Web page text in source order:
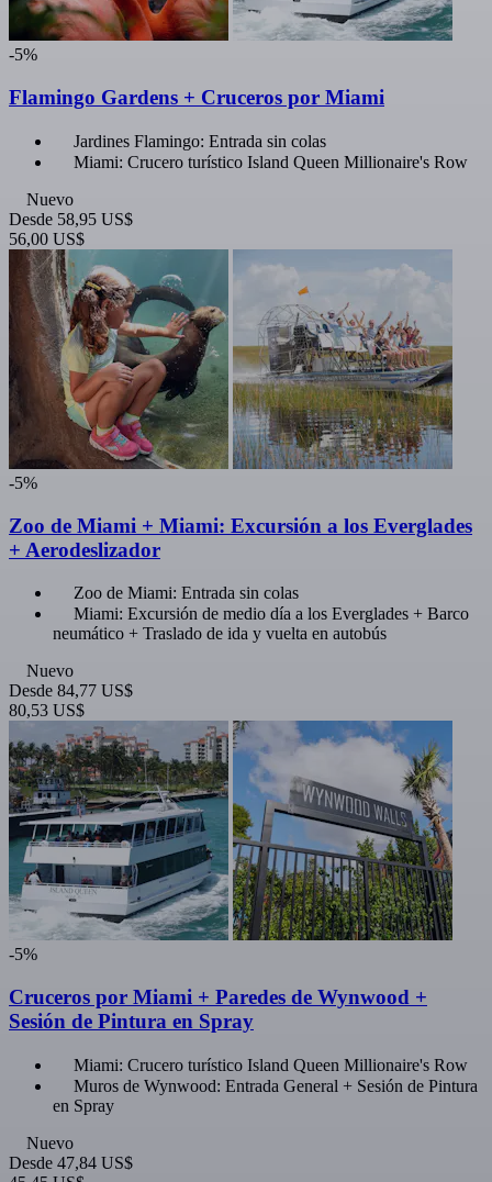
-5%
Flamingo Gardens + Cruceros por Miami
Jardines Flamingo: Entrada sin colas
Miami: Crucero turístico Island Queen Millionaire's Row
Nuevo
Desde 58,95 US$
56,00 US$
-5%
Zoo de Miami + Miami: Excursión a los Everglades
+ Aerodeslizador
Zoo de Miami: Entrada sin colas
Miami: Excursión de medio día a los Everglades + Barco
neumático + Traslado de ida y vuelta en autobús
Nuevo
Desde 84,77 US$
80,53 US$
-5%
Cruceros por Miami + Paredes de Wynwood +
Sesión de Pintura en Spray
Miami: Crucero turístico Island Queen Millionaire's Row
Muros de Wynwood: Entrada General + Sesión de Pintura
en Spray
Nuevo
Desde 47,84 US$